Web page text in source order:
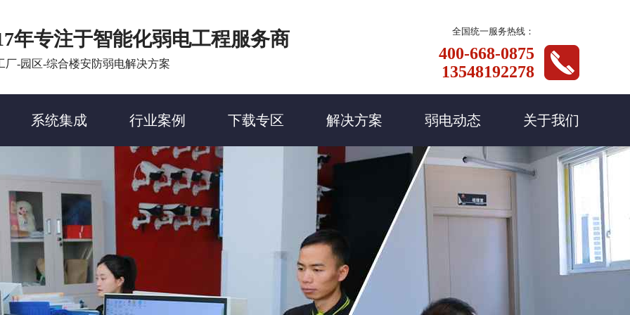
年专注于智能化弱电工程服务商
厂-园区-综合楼安防弱电解决方案
全国统一服务热线：
400-668-0875
13548192278
系统集成 行业案例 下载专区 解决方案 弱电动态 关于我们